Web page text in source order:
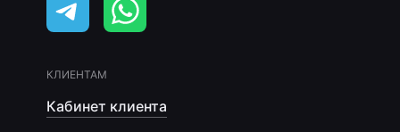
КЛИЕНТАМ
Кабинет клиента